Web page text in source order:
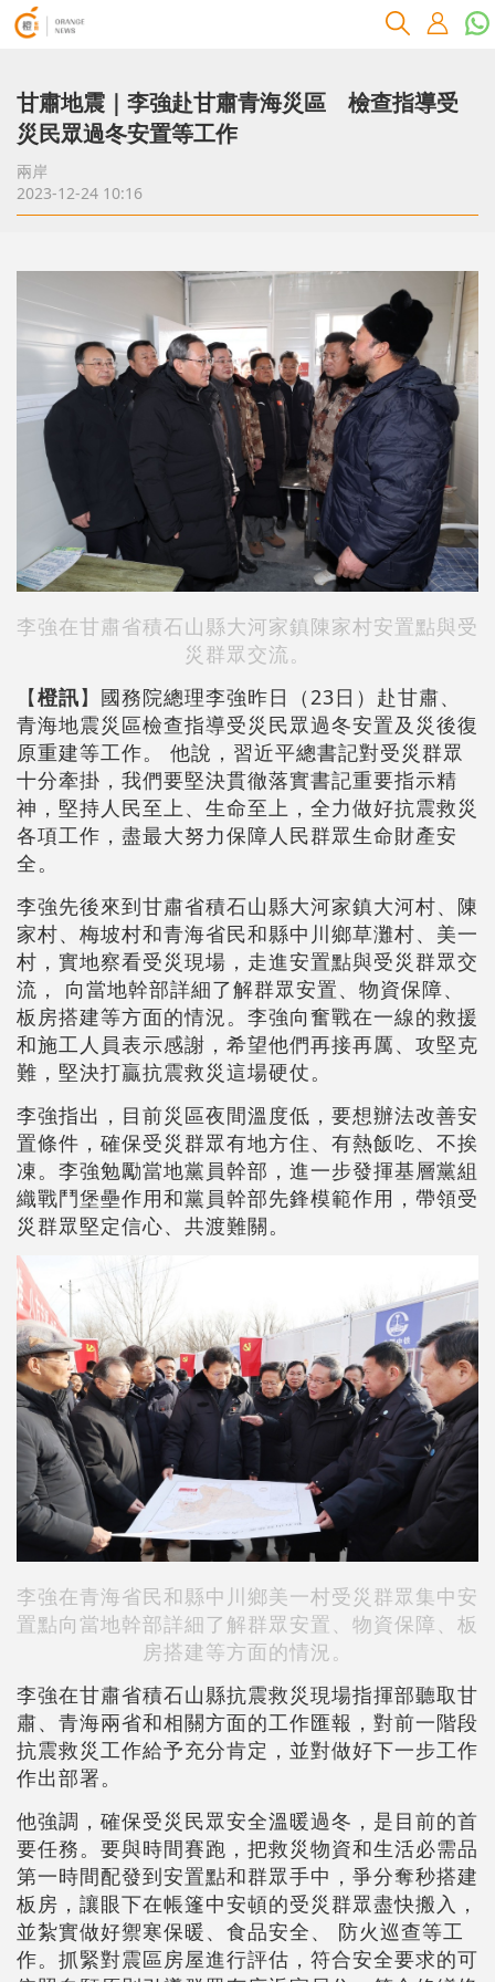
甘肅地震｜李強赴甘肅青海災區 檢查指導受
災民眾過冬安置等工作
兩岸
2023-12-24 10:16
李強在甘肅省積石山縣大河家鎮陳家村安置點與受
災群眾交流。
【橙訊】國務院總理李強昨日（23日）赴甘肅、
青海地震災區檢查指導受災民眾過冬安置及災後復
原重建等工作。 他說，習近平總書記對受災群眾
十分牽掛，我們要堅決貫徹落實書記重要指示精
神，堅持人民至上、生命至上，全力做好抗震救災
各項工作，盡最大努力保障人民群眾生命財產安
全。
李強先後來到甘肅省積石山縣大河家鎮大河村、陳
家村、梅坡村和青海省民和縣中川鄉草灘村、美一
村，實地察看受災現場，走進安置點與受災群眾交
流， 向當地幹部詳細了解群眾安置、物資保障、
板房搭建等方面的情況。李強向奮戰在一線的救援
和施工人員表示感謝，希望他們再接再厲、攻堅克
難，堅決打贏抗震救災這場硬仗。
李強指出，目前災區夜間溫度低，要想辦法改善安
置條件，確保受災群眾有地方住、有熱飯吃、不挨
凍。李強勉勵當地黨員幹部，進一步發揮基層黨組
織戰鬥堡壘作用和黨員幹部先鋒模範作用，帶領受
災群眾堅定信心、共渡難關。
李強在青海省民和縣中川鄉美一村受災群眾集中安
置點向當地幹部詳細了解群眾安置、物資保障、板
房搭建等方面的情況。
李強在甘肅省積石山縣抗震救災現場指揮部聽取甘
肅、青海兩省和相關方面的工作匯報，對前一階段
抗震救災工作給予充分肯定，並對做好下一步工作
作出部署。
他強調，確保受災民眾安全溫暖過冬，是目前的首
要任務。要與時間賽跑，把救災物資和生活必需品
第一時間配發到安置點和群眾手中，爭分奪秒搭建
板房，讓眼下在帳篷中安頓的受災群眾盡快搬入，
並紮實做好禦寒保暖、食品安全、 防火巡查等工
作。抓緊對震區房屋進行評估，符合安全要求的可